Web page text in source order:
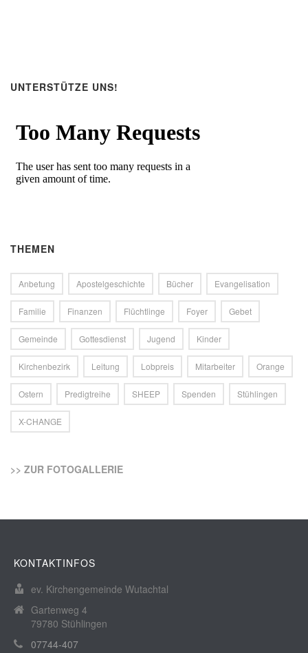
UNTERSTÜTZE UNS!
THEMEN
Anbetung Apostelgeschichte Bücher Evangelisation
Familie Finanzen Flüchtlinge Foyer Gebet
Gemeinde Gottesdienst Jugend Kinder
Kirchenbezirk Leitung Lobpreis Mitarbeiter Orange
Ostern Predigtreihe SHEEP Spenden Stühlingen
X-CHANGE
>> ZUR FOTOGALLERIE
KONTAKTINFOS
ev. Kirchengemeinde Wutachtal
Gartenweg 4
79780 Stühlingen
07744-407